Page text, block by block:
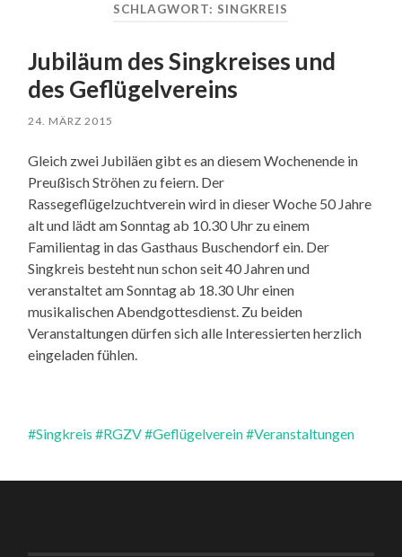
SCHLAGWORT: SINGKREIS
Jubiläum des Singkreises und
des Geflügelvereins
24. MÄRZ 2015
Gleich zwei Jubiläen gibt es an diesem Wochenende in
Preußisch Ströhen zu feiern. Der
Rassegeflügelzuchtverein wird in dieser Woche 50 Jahre
alt und lädt am Sonntag ab 10.30 Uhr zu einem
Familientag in das Gasthaus Buschendorf ein. Der
Singkreis besteht nun schon seit 40 Jahren und
veranstaltet am Sonntag ab 18.30 Uhr einen
musikalischen Abendgottesdienst. Zu beiden
Veranstaltungen dürfen sich alle Interessierten herzlich
eingeladen fühlen.
#Singkreis #RGZV#Geflügelverein#Veranstaltungen